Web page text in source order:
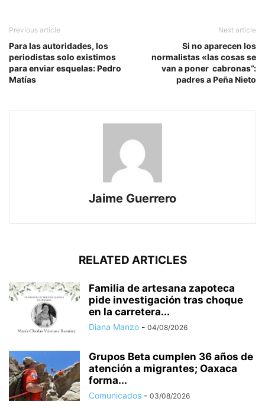
Previous article
Para las autoridades, los
periodistas solo existimos
para enviar esquelas: Pedro
Matías
Next article
Si no aparecen los
normalistas «las cosas se
van a poner cabronas”:
padres a Peña Nieto
Jaime Guerrero
RELATED ARTICLES
Familia de artesana zapoteca
pide investigación tras choque
en la carretera...
Diana Manzo - 04/08/2026
Grupos Beta cumplen 36 años de
atención a migrantes; Oaxaca
forma...
Comunicados - 03/08/2026